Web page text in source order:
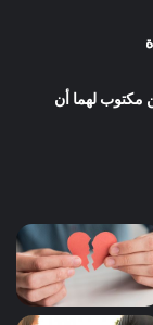
مكتوب لهما أن